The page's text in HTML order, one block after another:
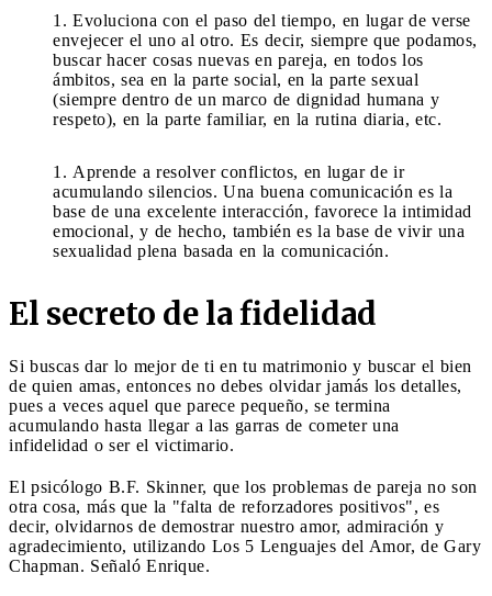
Evoluciona con el paso del tiempo, en lugar de verse
envejecer el uno al otro. Es decir, siempre que podamos,
buscar hacer cosas nuevas en pareja, en todos los
ámbitos, sea en la parte social, en la parte sexual
(siempre dentro de un marco de dignidad humana y
respeto), en la parte familiar, en la rutina diaria, etc.
Aprende a resolver conflictos, en lugar de ir
acumulando silencios. Una buena comunicación es la
base de una excelente interacción, favorece la intimidad
emocional, y de hecho, también es la base de vivir una
sexualidad plena basada en la comunicación.
El secreto de la fidelidad
Si buscas dar lo mejor de ti en tu matrimonio y buscar el bien
de quien amas, entonces no debes olvidar jamás los detalles,
pues a veces aquel que parece pequeño, se termina
acumulando hasta llegar a las garras de cometer una
infidelidad o ser el victimario.
El psicólogo B.F. Skinner, que los problemas de pareja no son
otra cosa, más que la "falta de reforzadores positivos", es
decir, olvidarnos de demostrar nuestro amor, admiración y
agradecimiento, utilizando Los 5 Lenguajes del Amor, de Gary
Chapman. Señaló Enrique.